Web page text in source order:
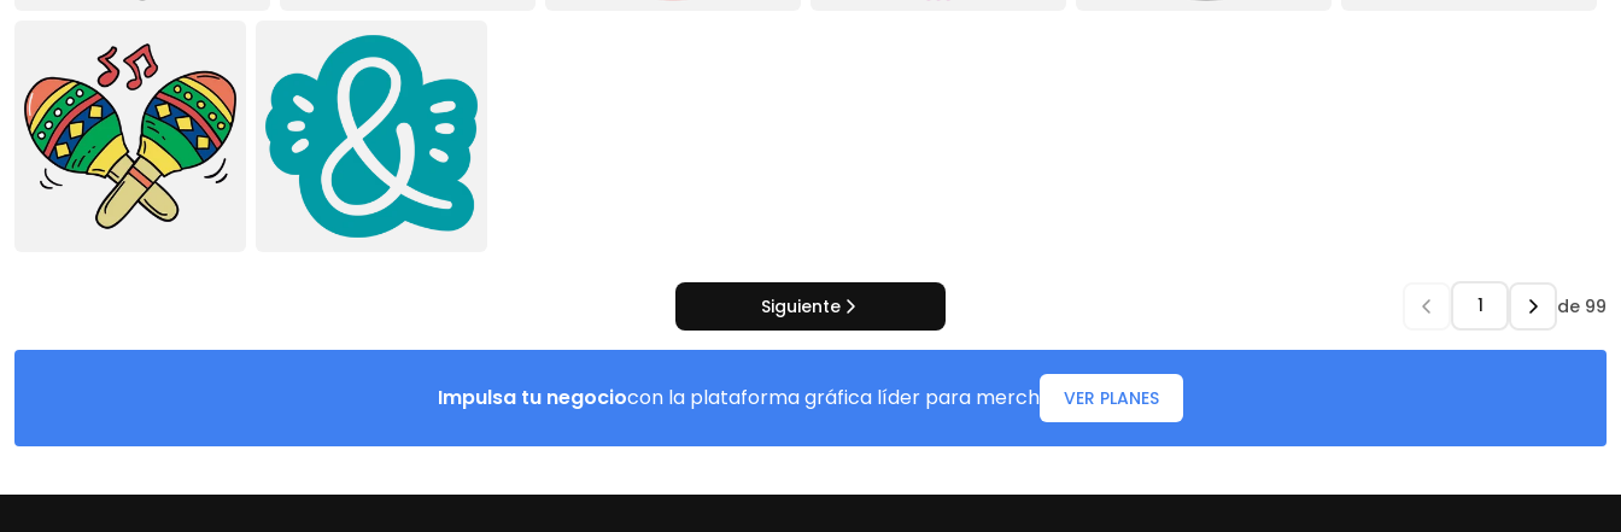
Siguiente de 99
Impulsa tu negociocon la plataforma gráfica líder para merch VER PLANES